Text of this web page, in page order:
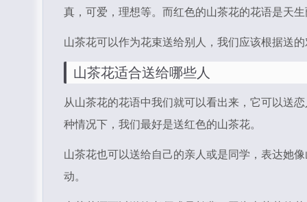
真，可爱，理想等。而红色的山茶花的花语是天
山茶花可以作为花束送给别人，我们应该根据送
山茶花适合送给哪些人
从山茶花的花语中我们就可以看出来，它可以送
种情况下，我们最好是送红色的山茶花。
山茶花也可以送给自己的亲人或是同学，表达她
动。